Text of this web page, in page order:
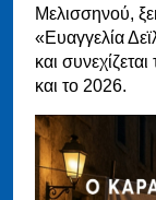
Μελισσηνού,
«Ευαγγελία
και
και το 2026.